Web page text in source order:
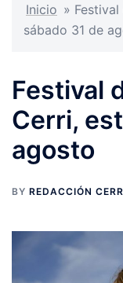
Inicio »
sábado 31 de
Festival
Cerri,
agosto
BY REDACCIÓN